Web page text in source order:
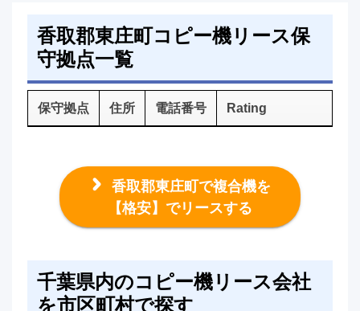
香取郡東庄町コピー機リース保
守拠点一覧
保守拠点 住所 電話番号 Rating
香取郡東庄町で複合機を
【格安】でリースする
千葉県内のコピー機リース会社
を市区町村で探す